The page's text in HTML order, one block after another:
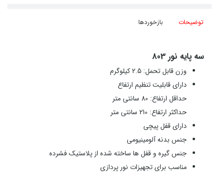
توضیحات بازخوردها
سه پایه نور 803
وزن قابل تحمل: 2.5 کیلوگرم
دارای قابلیت تنظیم ارتفاع
حداقل ارتفاع: 80 سانتی متر
حداکثر ارتفاع: 210 سانتی متر
دارای قفل پیچی
جنس بدنه آلومینیومی
جنس گیره و قفل ها ساخته شده از پلاستیک فشرده
مناسب برای تجهیزات نور پردازی